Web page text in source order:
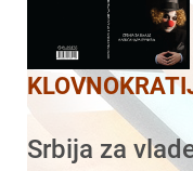
Srbija za